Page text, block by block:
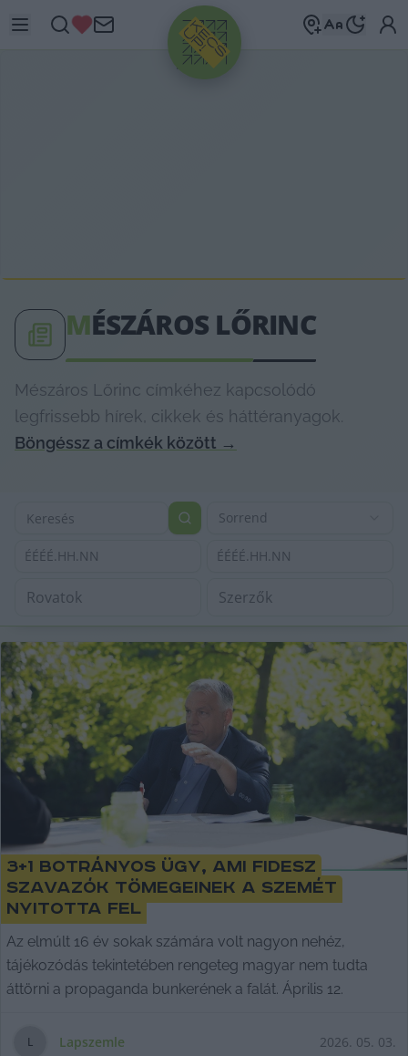
HIRDETÉS
MÉSZÁROS LŐRINC
Mészáros Lőrinc címkéhez kapcsolódó
legfrissebb hírek, cikkek és háttéranyagok.
Böngéssz a címkék között →
Sorrend
ÉÉÉÉ.HH.NN ÉÉÉÉ.HH.NN
3+1 botrányos ügy, ami Fidesz
szavazók tömegeinek a szemét
nyitotta fel
Az elmúlt 16 év sokak számára volt nagyon nehéz,
tájékozódás tekintetében rengeteg magyar nem tudta
áttörni a propaganda bunkerének a falát. Április 12.
L Lapszemle 2026. 05. 03.